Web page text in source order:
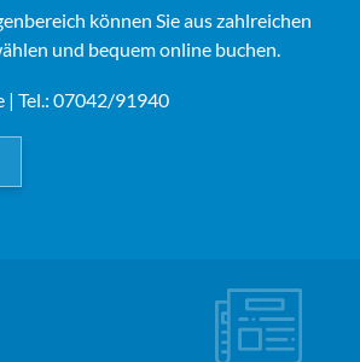
können Sie aus zahlreichen
und bequem online buchen.
| Tel.: 07042/91940